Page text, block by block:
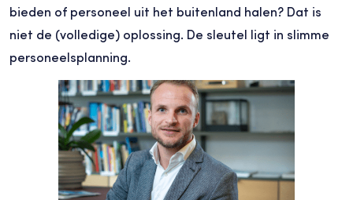
bieden of personeel uit het buitenland halen? Dat is
niet de (volledige) oplossing. De sleutel ligt in slimme
personeelsplanning.